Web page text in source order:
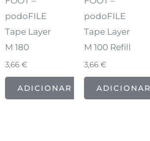
podoFILE
Tape Layer
M 180
3,66€
ADICIONAR
podoFILE
Tape Layer
M 100 Refill
3,66€
ADICIONAR